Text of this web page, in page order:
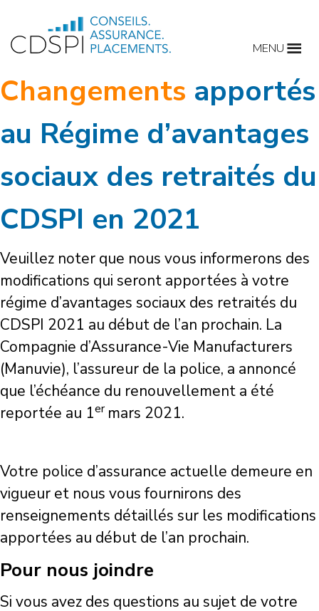
content
MENU
Changements apportés
au Régime d’avantages
sociaux des retraités du
CDSPI en 2021
Veuillez noter que nous vous informerons des
modifications qui seront apportées à votre
régime d’avantages sociaux des retraités du
CDSPI 2021 au début de l’an prochain. La
Compagnie d’Assurance-Vie Manufacturers
(Manuvie), l’assureur de la police, a annoncé
que l’échéance du renouvellement a été
reportée au 1er mars 2021.
Votre police d’assurance actuelle demeure en
vigueur et nous vous fournirons des
renseignements détaillés sur les modifications
apportées au début de l’an prochain.
Pour nous joindre
Si vous avez des questions au sujet de votre